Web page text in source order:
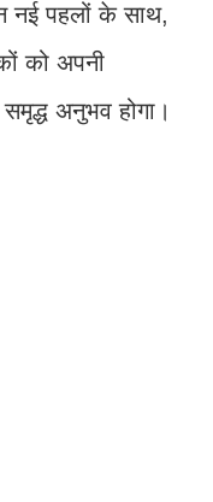
नई पहलों के साथ,
को अपनी
अनुभव होगा।